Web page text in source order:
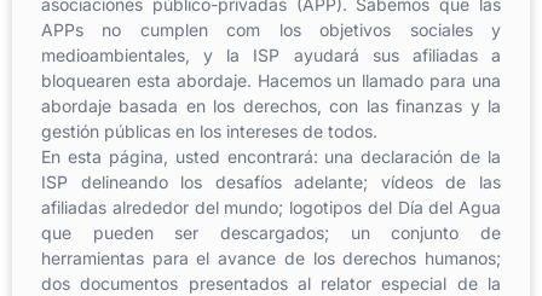
asociaciones público-privadas (APP). Sabemos que las
APPs no cumplen com los objetivos sociales y
medioambientales, y la ISP ayudará sus afiliadas a
bloquearen esta abordaje. Hacemos un llamado para una
abordaje basada en los derechos, con las finanzas y la
gestión públicas en los intereses de todos.
En esta página, usted encontrará: una declaración de la
ISP delineando los desafíosadelante; vídeos de las
afiliadas alrededor del mundo; logotipos del Día del Agua
que pueden ser descargados; un conjunto de
herramientas para el avance de los derechos humanos;
dos documentos presentados al relator especial de la